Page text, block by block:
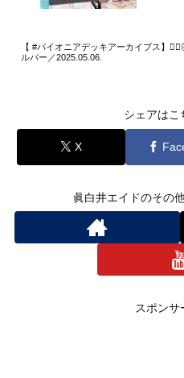
【 #パイオニアデッキアーカイブス】
ルバー／2025.05.06.
シェアはこ
X
眞白井エイドのその
スポンサ